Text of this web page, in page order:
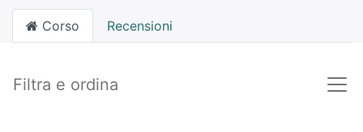
Corso Recensioni
Filtra e ordina